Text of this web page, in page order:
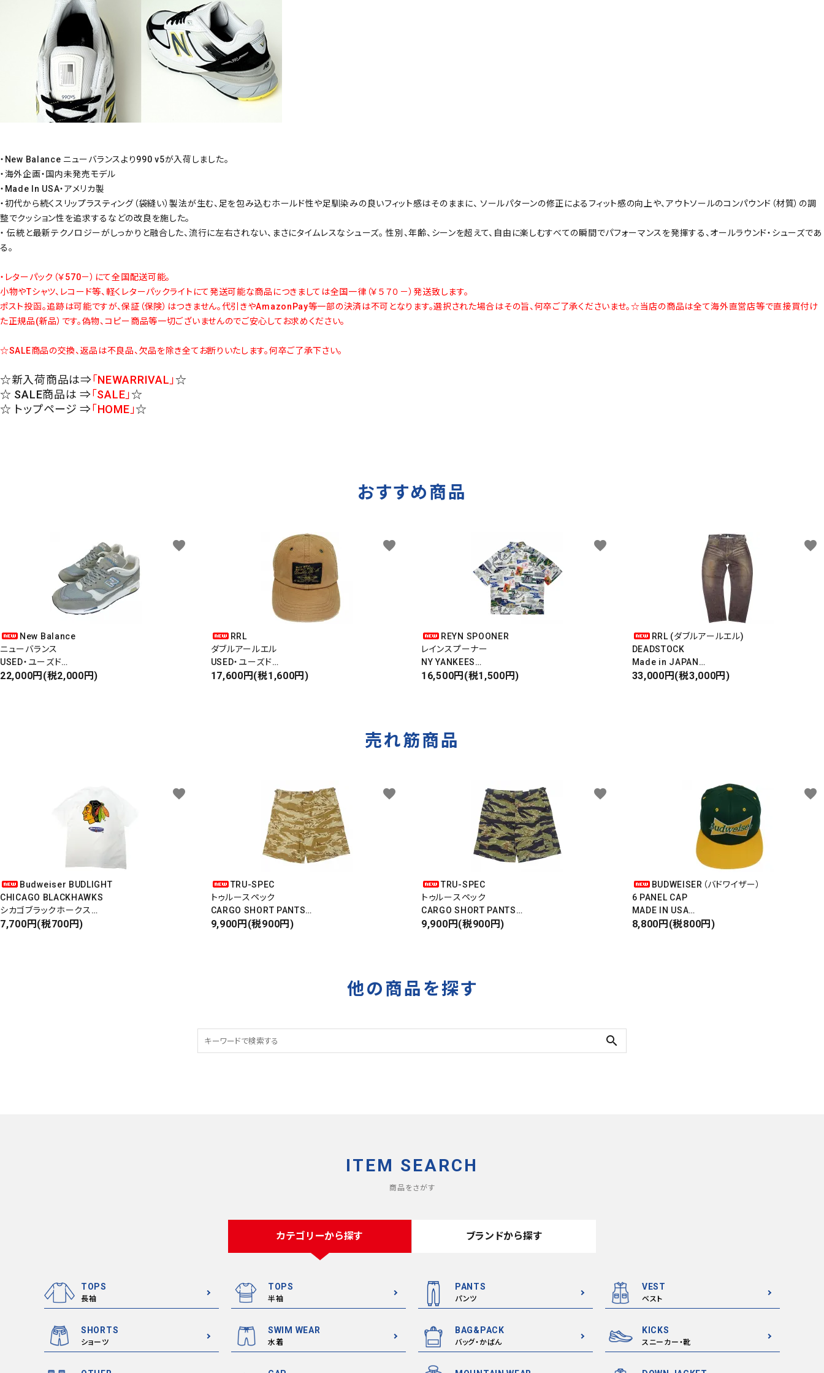
・New Balance ニューバランスより990 v5が入荷しました。
・海外企画・国内未発売モデル
・Made In USA・アメリカ製
・初代から続くスリップラスティング（袋縫い）製法が生む、足を包み込むホールド性や足馴染みの良いフィット感はそのままに、 ソールパターンの修正によるフィット感の向上や、アウトソールのコンパウンド（材質）の調
整でクッション性を追求するなどの改良を施した。
・ 伝統と最新テクノロジーがしっかりと融合した、流行に左右されない、まさにタイムレスなシューズ。 性別、年齢、シーンを超えて、自由に楽しむすべての瞬間でパフォーマンスを発揮する、オールラウンド・シューズであ
る。
・レターパック（￥570－）にて全国配送可能。
小物やTシャツ、レコード等、軽くレターパックライトにて発送可能な商品につきましては全国一律（￥５７０－）発送致します。
ポスト投函。追跡は可能ですが、保証（保険）はつきません。代引きやAmazonPay等一部の決済は不可となります。選択された場合はその旨、何卒ご了承くださいませ。☆当店の商品は全て海外直営店等で直接買付け
た正規品(新品）です。偽物、コピー商品等一切ございませんのでご安心してお求めください。
☆SALE商品の交換、返品は不良品、欠品を除き全てお断りいたします。何卒ご了承下さい。
☆新入荷商品は⇒「NEWARRIVAL」☆
☆ SALE商品は ⇒「SALE」☆
☆ トップページ ⇒「HOME」☆
おすすめ商品
New Balance
ニューバランス
USED・ユーズド
Made In England
22,000円(税2,000円)
favorite
RRL
ダブルアールエル
USED・ユーズド
6PANEL CAP
17,600円(税1,600円)
favorite
REYN SPOONER
レインスプーナー
NY YANKEES
ニューヨークヤンキース
16,500円(税1,500円)
favorite
RRL (ダブルアールエル)
DEADSTOCK
Made in JAPAN
DAMAGE DENIM PANTS
33,000円(税3,000円)
favorite
売れ筋商品
Budweiser BUDLIGHT
CHICAGO BLACKHAWKS
シカゴブラックホークス
半袖Tシャツ
7,700円(税700円)
favorite
TRU-SPEC
トゥルースペック
CARGO SHORT PANTS
カーゴショートパンツ
9,900円(税900円)
favorite
TRU-SPEC
トゥルースペック
CARGO SHORT PANTS
カーゴショートパンツ
9,900円(税900円)
favorite
BUDWEISER（バドワイザー）
6 PANEL CAP
MADE IN USA
Front Design
8,800円(税800円)
favorite
他の商品を探す
search
ITEM SEARCH
商品をさがす
カテゴリーから探す ブランドから探す
TOPS
長袖
TOPS
半袖
PANTS
パンツ
VEST
ベスト
SHORTS
ショーツ
SWIM WEAR
水着
BAG&PACK
バッグ・かばん
KICKS
スニーカー・靴